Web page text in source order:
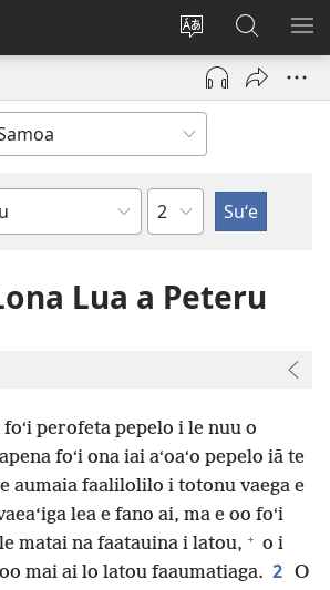
Sui
gagana
o
le
tafaʻilagi
Log
(tatala
isi
Suʻe
le
Mataupu
Lua a Peteru
foʻi perofeta pepelo i le nuu o
foʻi ona iai aʻoaʻo pepelo iā te
aumaia faalilolilo i totonu vaega e
lea e fano ai, ma e oo foʻi
matai na faatauina i latou, + o i
mai ai lo latou faaumatiaga. 2 O